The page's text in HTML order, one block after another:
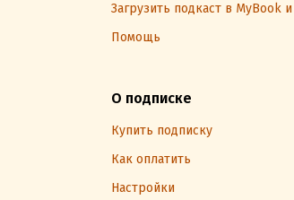
Загрузить подкаст в MyBook
Помощь
О подписке
Купить подписку
Как оплатить
Настройки